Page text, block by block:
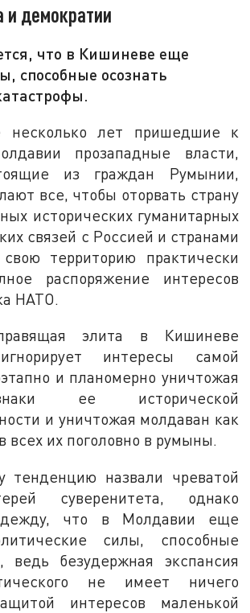
и демократии
что в Кишиневе еще
способные осознать
несколько лет пришедшие к
прозападные власти,
из граждан Румынии,
все, чтобы оторвать страну
исторических гуманитарных
связей с Россией и странами
территорию практически
распоряжение интересов
НАТО.
элита в Кишиневе
интересы самой
и планомерно уничтожая
ее исторической
и уничтожая молдаван как
всех их поголовно в румыны.
тенденцию назвали чреватой
суверенитета, однако
что в Молдавии еще
силы, способные
ведь безудержная экспансия
не имеет ничего
интересов маленькой